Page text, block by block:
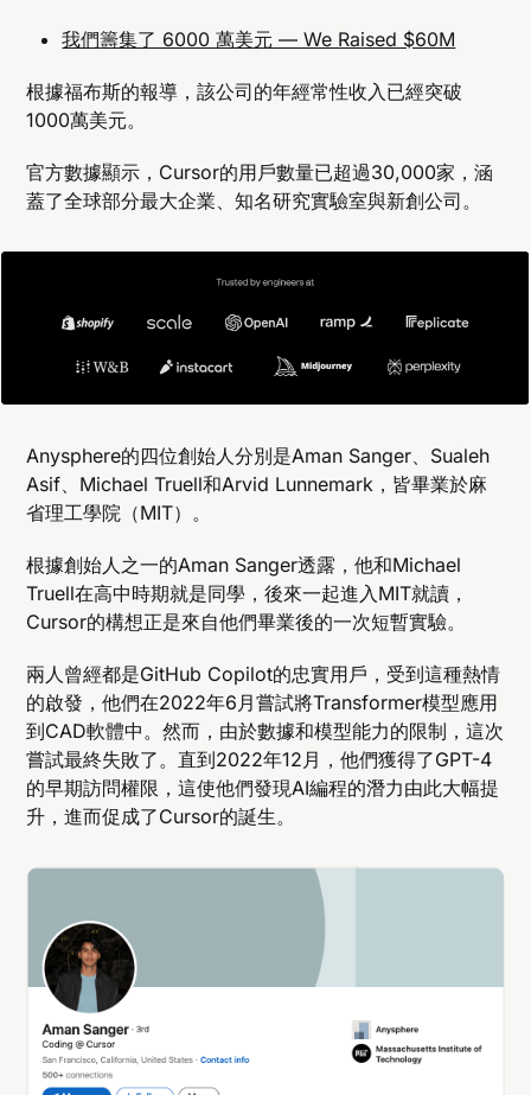
我們籌集了 6000 萬美元 — We Raised $60M
根據福布斯的報導，該公司的年經常性收入已經突破
1000萬美元。
官方數據顯示，Cursor的用戶數量已超過30,000家，涵
蓋了全球部分最大企業、知名研究實驗室與新創公司。
Anysphere的四位創始人分別是Aman Sanger、Sualeh
Asif、Michael Truell和Arvid Lunnemark，皆畢業於麻
省理工學院（MIT）。
根據創始人之一的Aman Sanger透露，他和Michael
Truell在高中時期就是同學，後來一起進入MIT就讀，
Cursor的構想正是來自他們畢業後的一次短暫實驗。
兩人曾經都是GitHub Copilot的忠實用戶，受到這種熱情
的啟發，他們在2022年6月嘗試將Transformer模型應用
到CAD軟體中。然而，由於數據和模型能力的限制，這次
嘗試最終失敗了。直到2022年12月，他們獲得了GPT-4
的早期訪問權限，這使他們發現AI編程的潛力由此大幅提
升，進而促成了Cursor的誕生。